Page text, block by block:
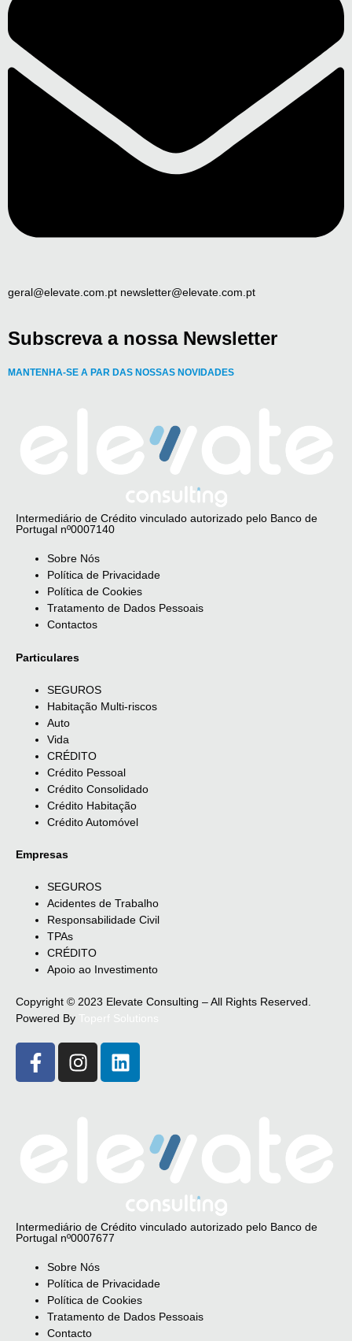
geral@elevate.com.pt newsletter@elevate.com.pt
Subscreva a nossa Newsletter
MANTENHA-SE A PAR DAS NOSSAS NOVIDADES
Intermediário de Crédito vinculado autorizado pelo Banco de
Portugal nº0007140
Sobre Nós
Política de Privacidade
Política de Cookies
Tratamento de Dados Pessoais
Contactos
Particulares
SEGUROS
Habitação Multi-riscos
Auto
Vida
CRÉDITO
Crédito Pessoal
Crédito Consolidado
Crédito Habitação
Crédito Automóvel
Empresas
SEGUROS
Acidentes de Trabalho
Responsabilidade Civil
TPAs
CRÉDITO
Apoio ao Investimento
Copyright © 2023 Elevate Consulting – All Rights Reserved.
Powered By
Intermediário de Crédito vinculado autorizado pelo Banco de
Portugal nº0007677
Sobre Nós
Política de Privacidade
Política de Cookies
Tratamento de Dados Pessoais
Contacto